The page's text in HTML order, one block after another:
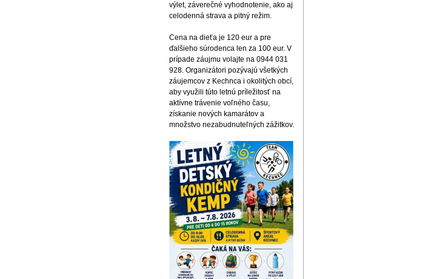
výlet, záverečné vyhodnotenie, ako aj
celodenná strava a pitný režim.
Cena na dieťa je 120 eur a pre
ďalšieho súrodenca len za 100 eur. V
prípade záujmu volajte na 0944 031
928. Organizátori pozývajú všetkých
záujemcov z Kechnca i okolitých obcí,
aby využili túto letnú príležitosť na
aktívne trávenie voľného času,
získanie nových kamarátov a
množstvo nezabudnuteľných zážitkov.